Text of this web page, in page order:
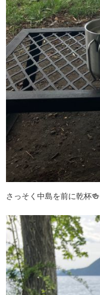
さっそく中島を前に乾杯🍻